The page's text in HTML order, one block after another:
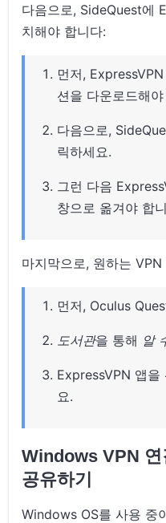
다음으로, SideQuest에
치해야 합니다:
먼저,
션을 다운로드해
다음으로,
릭하세요.
그런 다음
창으로 옮겨야 합
마지막으로, 원하는
먼저, Oculus
도서관을 통해 알
ExpressVPN 앱을
요.
Windows VPN
공유하기
Windows OS를 사용 중